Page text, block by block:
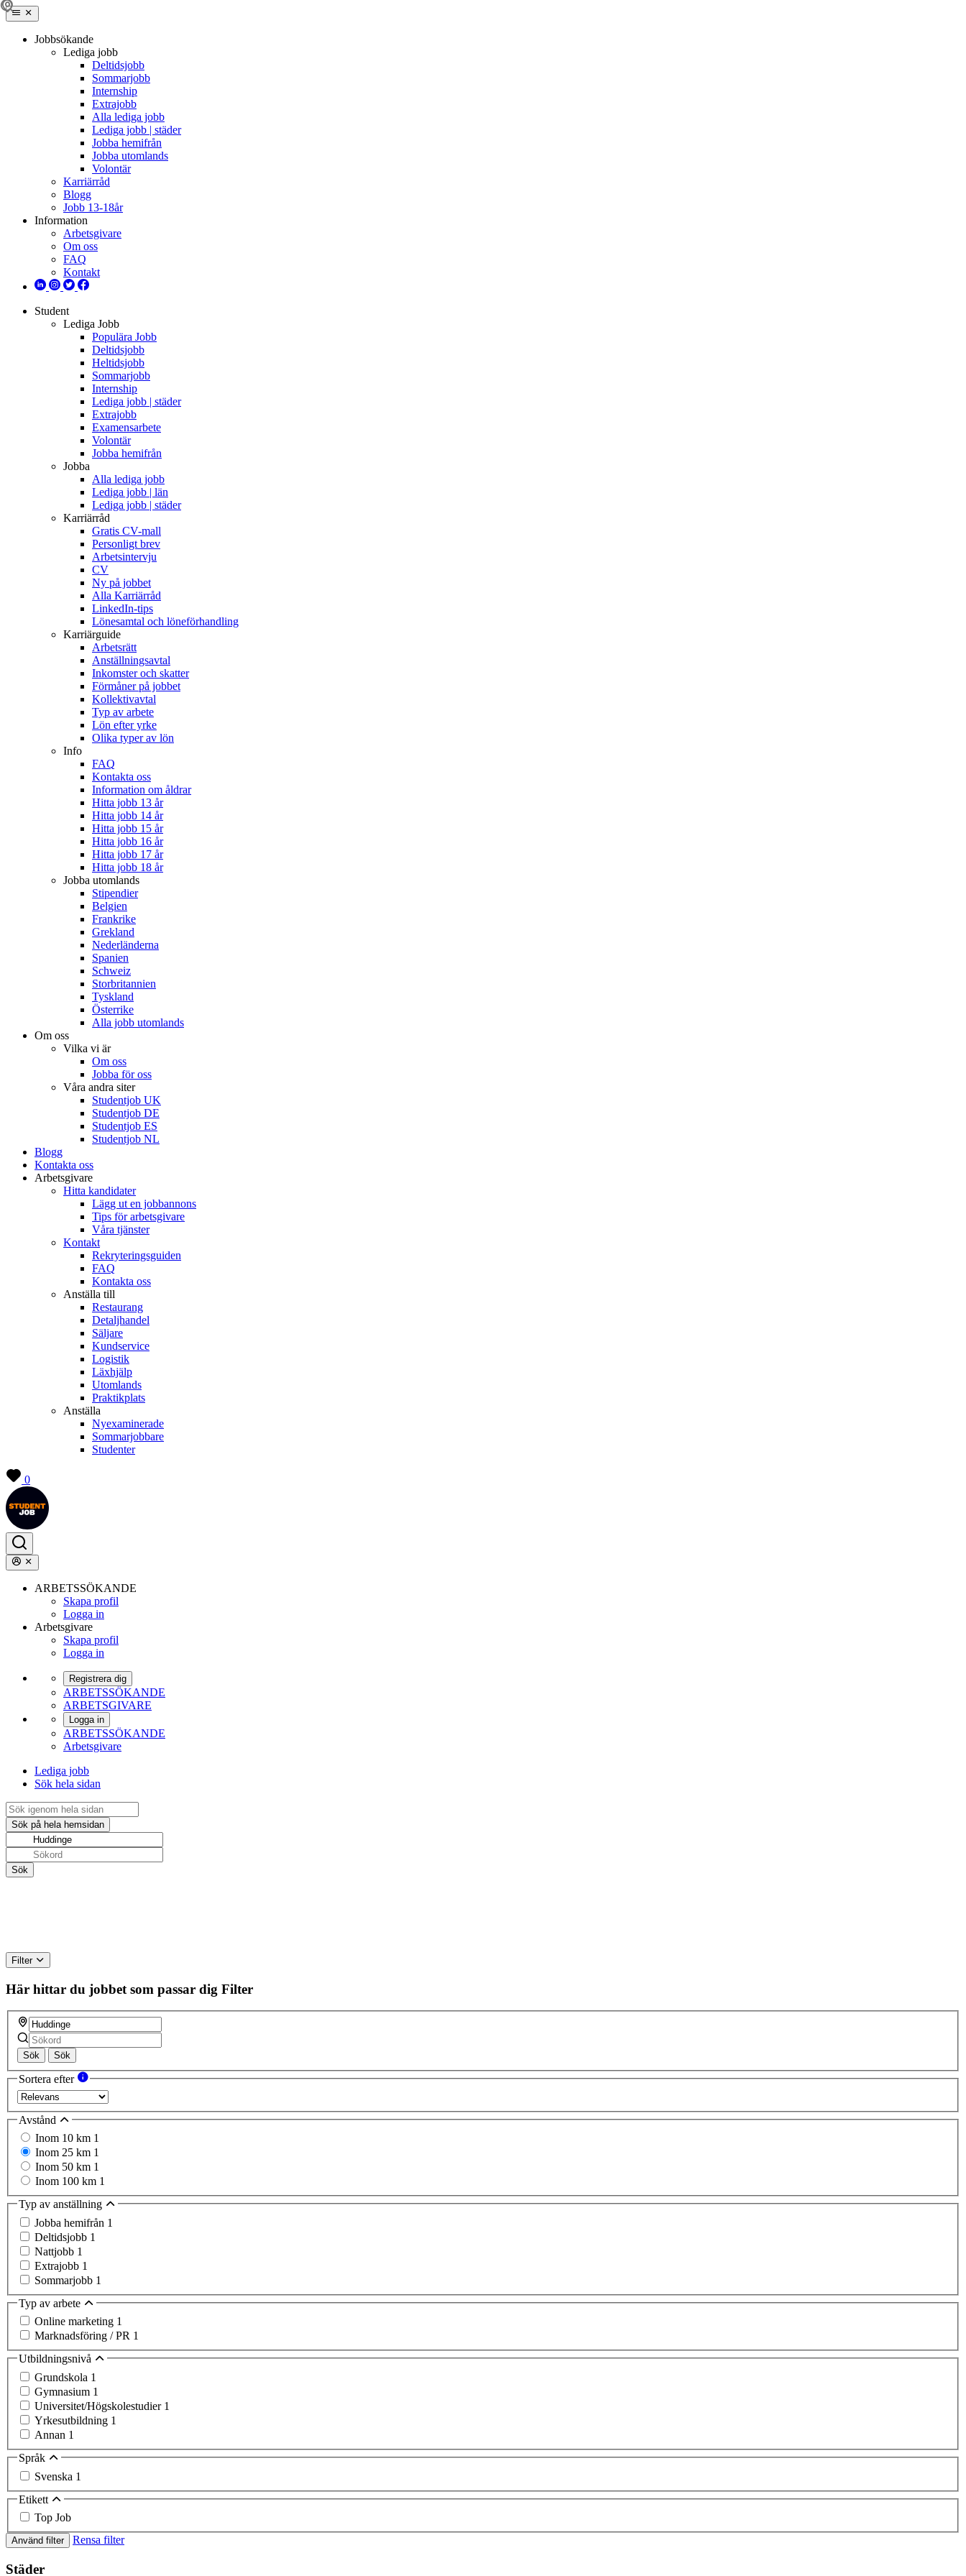
Jobbsökande
Lediga jobb
Deltidsjobb
Sommarjobb
Internship
Extrajobb
Alla lediga jobb
Lediga jobb | städer
Jobba hemifrån
Jobba utomlands
Volontär
Karriärråd
Blogg
Jobb 13-18år
Information
Arbetsgivare
Om oss
FAQ
Kontakt
Student
Lediga Jobb
Populära Jobb
Deltidsjobb
Heltidsjobb
Sommarjobb
Internship
Lediga jobb | städer
Extrajobb
Examensarbete
Volontär
Jobba hemifrån
Jobba
Alla lediga jobb
Lediga jobb | län
Lediga jobb | städer
Karriärråd
Gratis CV-mall
Personligt brev
Arbetsintervju
CV
Ny på jobbet
Alla Karriärråd
LinkedIn-tips
Lönesamtal och löneförhandling
Karriärguide
Arbetsrätt
Anställningsavtal
Inkomster och skatter
Förmåner på jobbet
Kollektivavtal
Typ av arbete
Lön efter yrke
Olika typer av lön
Info
FAQ
Kontakta oss
Information om åldrar
Hitta jobb 13 år
Hitta jobb 14 år
Hitta jobb 15 år
Hitta jobb 16 år
Hitta jobb 17 år
Hitta jobb 18 år
Jobba utomlands
Stipendier
Belgien
Frankrike
Grekland
Nederländerna
Spanien
Schweiz
Storbritannien
Tyskland
Österrike
Alla jobb utomlands
Om oss
Vilka vi är
Om oss
Jobba för oss
Våra andra siter
Studentjob UK
Studentjob DE
Studentjob ES
Studentjob NL
Blogg
Kontakta oss
Arbetsgivare
Hitta kandidater
Lägg ut en jobbannons
Tips för arbetsgivare
Våra tjänster
Kontakt
Rekryteringsguiden
FAQ
Kontakta oss
Anställa till
Restaurang
Detaljhandel
Säljare
Kundservice
Logistik
Läxhjälp
Utomlands
Praktikplats
Anställa
Nyexaminerade
Sommarjobbare
Studenter
0
ARBETSSÖKANDE
Skapa profil
Logga in
Arbetsgivare
Skapa profil
Logga in
Registrera dig
ARBETSSÖKANDE
ARBETSGIVARE
Logga in
ARBETSSÖKANDE
Arbetsgivare
Lediga jobb
Sök hela sidan
Filter
Här hittar du jobbet som passar dig Filter
Sök Sök
Sortera efter
Avstånd
Inom 10 km 1
Inom 25 km 1
Inom 50 km 1
Inom 100 km 1
Typ av anställning
Jobba hemifrån 1
Deltidsjobb 1
Nattjobb 1
Extrajobb 1
Sommarjobb 1
Typ av arbete
Online marketing 1
Marknadsföring / PR 1
Utbildningsnivå
Grundskola 1
Gymnasium 1
Universitet/Högskolestudier 1
Yrkesutbildning 1
Annan 1
Språk
Svenska 1
Etikett
Top Job
Använd filter Rensa filter
Städer